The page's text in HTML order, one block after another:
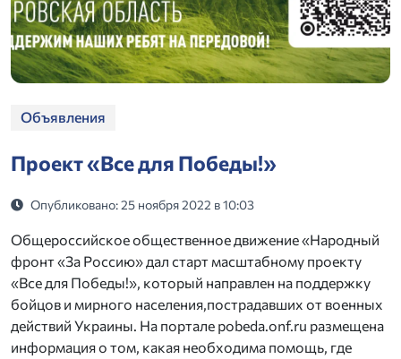
Объявления
Проект «Все для Победы!»
Опубликовано: 25 ноября 2022 в 10:03
Общероссийское общественное движение «Народный
фронт «За Россию» дал старт масштабному проекту
«Все для Победы!», который направлен на поддержку
бойцов и мирного населения,пострадавших от военных
действий Украины. На портале pobeda.onf.ru размещена
информация о том, какая необходима помощь, где